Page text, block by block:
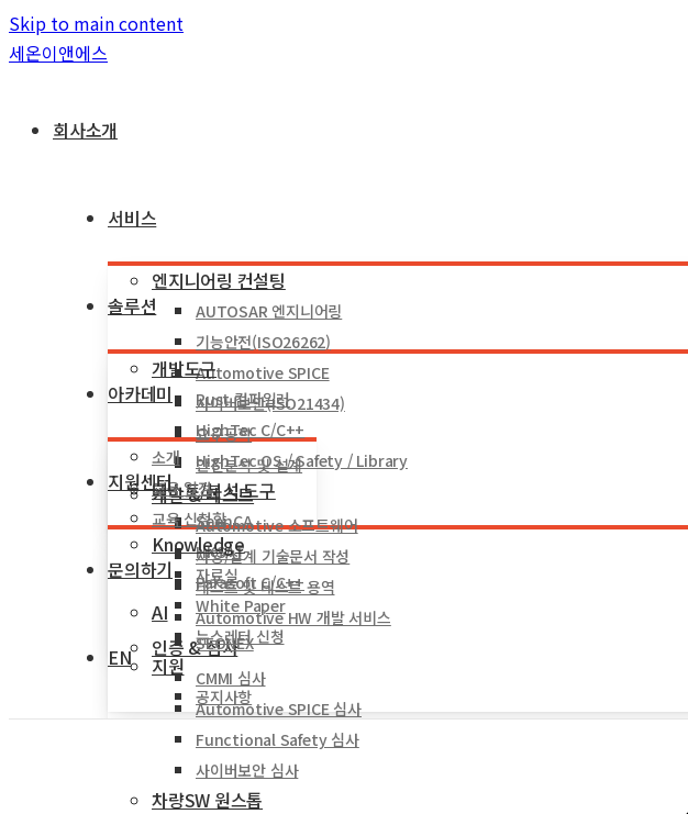
Skip to main content
세온이앤에스
회사소개
서비스
엔지니어링 컨설팅
AUTOSAR 엔지니어링
기능안전(ISO26262)
Automotive SPICE
사이버보안(ISO21434)
요구공학
안전분석 및 설계
개발 & 테스트
Automotive 소프트웨어
사양/설계 기술문서 작성
테스트 및 테스트 용역
Automotive HW 개발 서비스
인증 & 심사
CMMI 심사
Automotive SPICE 심사
Functional Safety 심사
사이버보안 심사
차량SW 원스톱
솔루션
개발도구
Rust 컴파일러
HighTec C/C++
HighTec OS / Safety / Library
테스트/분석 도구
SeonCA
HKSAT
Parasoft C/C++
AI
SEONEX
아카데미
소개
교육 일정
교육 신청함
지원센터
Knowledge
자료실
White Paper
뉴스레터 신청
지원
공지사항
문의하기
EN